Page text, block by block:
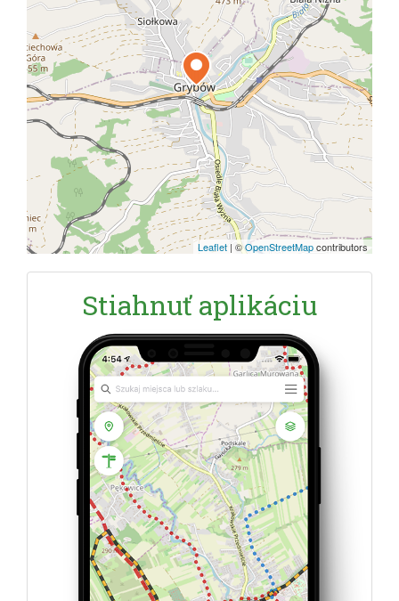
Leaflet | ©OpenStreetMapcontributors
Stiahnuť aplikáciu